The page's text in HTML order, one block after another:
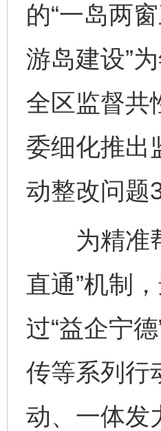
的“一岛两
游岛建设”
全区监督共
委细化推出
动整改问题
为精准帮
直通”机制
过“益企宁
传等系列行
动、一体发